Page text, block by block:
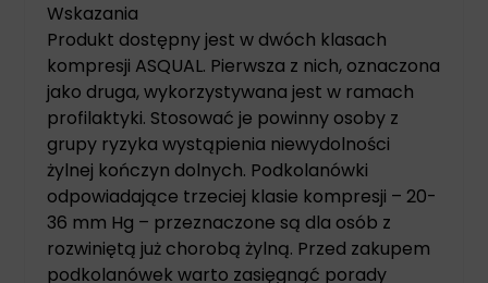
Wskazania
Produkt dostępny jest w dwóch klasach
kompresji ASQUAL. Pierwsza z nich, oznaczona
jako druga, wykorzystywana jest w ramach
profilaktyki. Stosować je powinny osoby z
grupy ryzyka wystąpienia niewydolności
żylnej kończyn dolnych. Podkolanówki
odpowiadające trzeciej klasie kompresji – 20-
36 mm Hg – przeznaczone są dla osób z
rozwiniętą już chorobą żylną. Przed zakupem
podkolanówek warto zasięgnąć porady